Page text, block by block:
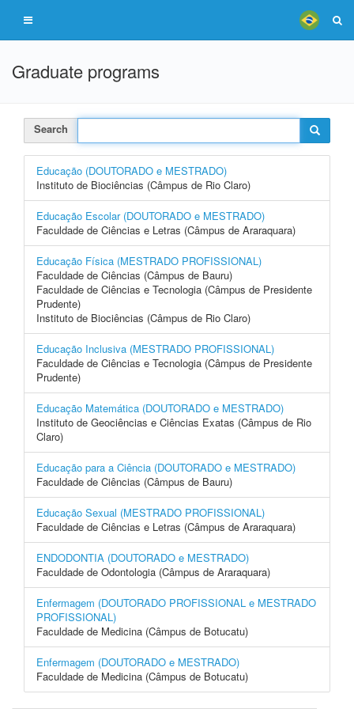
Graduate programs
Search
Educação (DOUTORADO e MESTRADO)
Instituto de Biociências (Câmpus de Rio Claro)
Educação Escolar (DOUTORADO e MESTRADO)
Faculdade de Ciências e Letras (Câmpus de Araraquara)
Educação Física (MESTRADO PROFISSIONAL)
Faculdade de Ciências (Câmpus de Bauru)
Faculdade de Ciências e Tecnologia (Câmpus de Presidente
Prudente)
Instituto de Biociências (Câmpus de Rio Claro)
Educação Inclusiva (MESTRADO PROFISSIONAL)
Faculdade de Ciências e Tecnologia (Câmpus de Presidente
Prudente)
Educação Matemática (DOUTORADO e MESTRADO)
Instituto de Geociências e Ciências Exatas (Câmpus de Rio
Claro)
Educação para a Ciência (DOUTORADO e MESTRADO)
Faculdade de Ciências (Câmpus de Bauru)
Educação Sexual (MESTRADO PROFISSIONAL)
Faculdade de Ciências e Letras (Câmpus de Araraquara)
ENDODONTIA (DOUTORADO e MESTRADO)
Faculdade de Odontologia (Câmpus de Araraquara)
Enfermagem (DOUTORADO PROFISSIONAL e MESTRADO
PROFISSIONAL)
Faculdade de Medicina (Câmpus de Botucatu)
Enfermagem (DOUTORADO e MESTRADO)
Faculdade de Medicina (Câmpus de Botucatu)